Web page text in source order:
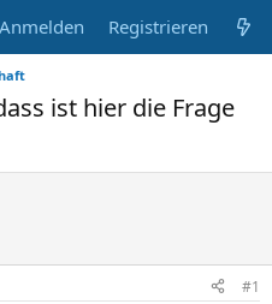
Anmelden Registrieren
ist hier die Frage
#1